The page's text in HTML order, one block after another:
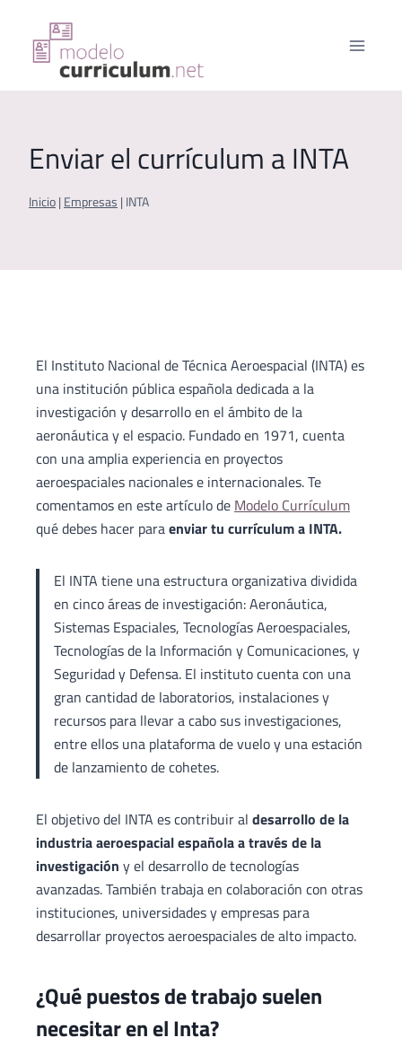
contenido
Enviar el currículum a INTA
Inicio | Empresas | INTA
El Instituto Nacional de Técnica Aeroespacial (INTA) es
una institución pública española dedicada a la
investigación y desarrollo en el ámbito de la
aeronáutica y el espacio. Fundado en 1971, cuenta
con una amplia experiencia en proyectos
aeroespaciales nacionales e internacionales. Te
comentamos en este artículo de Modelo Currículum
qué debes hacer paraenviar tu currículum a INTA.
El INTA tiene una estructura organizativa dividida
en cinco áreas de investigación: Aeronáutica,
Sistemas Espaciales, Tecnologías Aeroespaciales,
Tecnologías de la Información y Comunicaciones, y
Seguridad y Defensa. El instituto cuenta con una
gran cantidad de laboratorios, instalaciones y
recursos para llevar a cabo sus investigaciones,
entre ellos una plataforma de vuelo y una estación
de lanzamiento de cohetes.
El objetivo del INTA es contribuir al desarrollo de la
industria aeroespacial española a través de la
investigación y el desarrollo de tecnologías
avanzadas. También trabaja en colaboración con otras
instituciones, universidades y empresas para
desarrollar proyectos aeroespaciales de alto impacto.
¿Qué puestos de trabajo suelen
necesitar en el Inta?